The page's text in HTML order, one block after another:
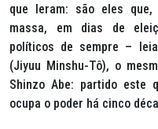
que leram: são eles
massa, em dias de
políticos de sempre –
(Jiyuu Minshu-Tô), o
Shinzo Abe: partido este
ocupa o poder há cinco